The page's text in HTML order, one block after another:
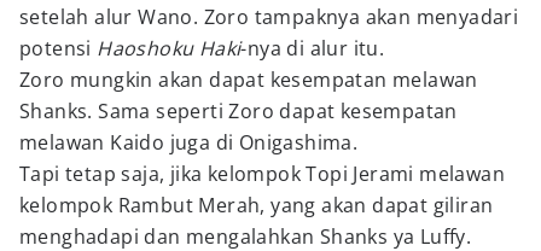
setelah alur Wano. Zoro tampaknya akan menyadari
potensi Haoshoku Haki-nya di alur itu.
Zoro mungkin akan dapat kesempatan melawan
Shanks. Sama seperti Zoro dapat kesempatan
melawan Kaido juga di Onigashima.
Tapi tetap saja, jika kelompok Topi Jerami melawan
kelompok Rambut Merah, yang akan dapat giliran
menghadapi dan mengalahkan Shanks ya Luffy.